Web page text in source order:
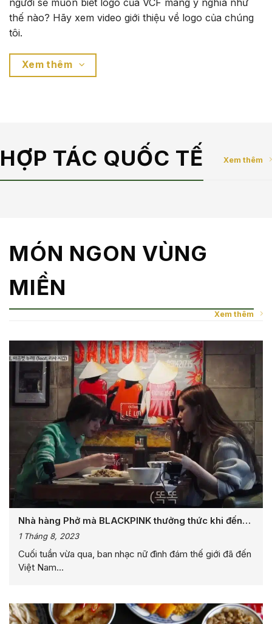
người sẽ muốn biết logo của VCF mang ý nghĩa như
thế nào? Hãy xem video giới thiệu về logo của chúng
tôi.
Xem thêm
HỢP TÁC QUỐC TẾ Xem thêm
MÓN NGON VÙNG
MIỀN
Xem thêm
Nhà hàng Phở mà BLACKPINK thưởng thức khi đến
Việt Nam
1 Tháng 8, 2023
Cuối tuần vừa qua, ban nhạc nữ đình đám thế giới đã đến
Việt Nam...